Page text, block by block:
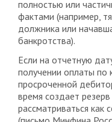
полностью или
фактами (например,
должника или
банкротства).
Если на отчетную
получении оплаты по
просроченной
время создает
рассматриваться как